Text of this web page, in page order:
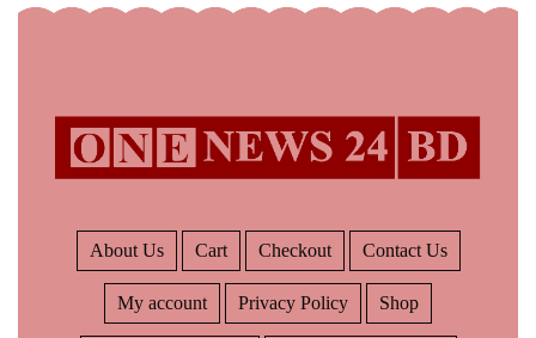
About Us Cart Checkout Contact Us
My account Privacy Policy Shop